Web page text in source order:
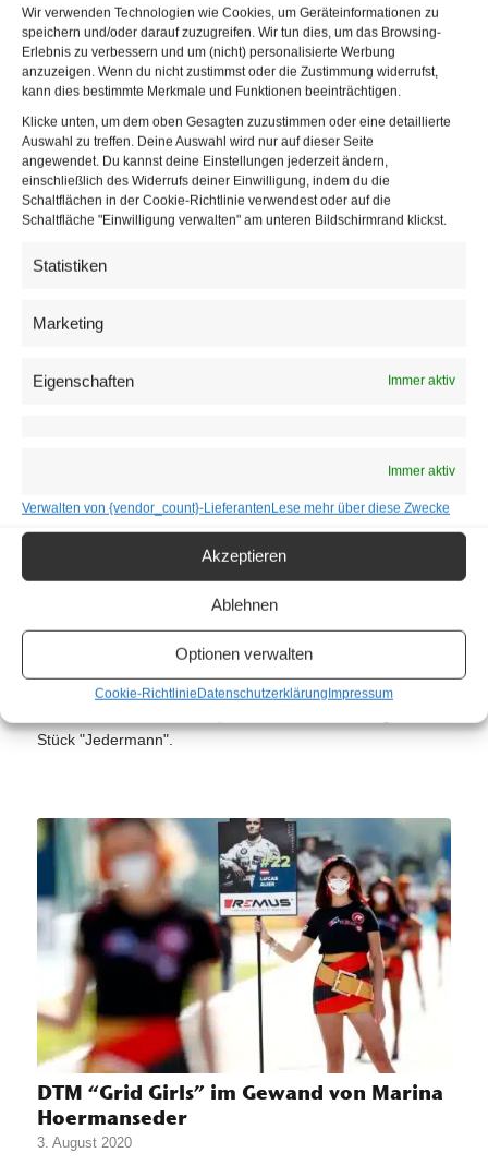
Wir verwenden Technologien wie Cookies, um Geräteinformationen zu
speichern und/oder darauf zuzugreifen. Wir tun dies, um das Browsing-
Erlebnis zu verbessern und um (nicht) personalisierte Werbung
anzuzeigen. Wenn du nicht zustimmst oder die Zustimmung widerrufst,
kann dies bestimmte Merkmale und Funktionen beeinträchtigen.
Klicke unten, um dem oben Gesagten zuzustimmen oder eine detaillierte
Auswahl zu treffen. Deine Auswahl wird nur auf dieser Seite
angewendet. Du kannst deine Einstellungen jederzeit ändern,
einschließlich des Widerrufs deiner Einwilligung, indem du die
Schaltflächen in der Cookie-Richtlinie verwendest oder auf die
Schaltfläche "Einwilligung verwalten" am unteren Bildschirmrand klickst.
Statistiken
Marketing
Eigenschaften Immer aktiv
Immer aktiv
Verwalten von {vendor_count}-LieferantenLese mehr über diese Zwecke
Akzeptieren
Ablehnen
Optionen verwalten
Cookie-RichtlinieDatenschutzerklärungImpressum
Vienna Fashion Week eröffnet Laufsteg
für Thai Designer
Angesagte Labels aus Thailand zeigten Modetrends im
Rotes Kleid der Buhlschaft gefällt
Jedermann in Salzburg
18. Juli 2022
Stück "Jedermann".
DTM “Grid Girls” im Gewand von Marina
Hoermanseder
3. August 2020